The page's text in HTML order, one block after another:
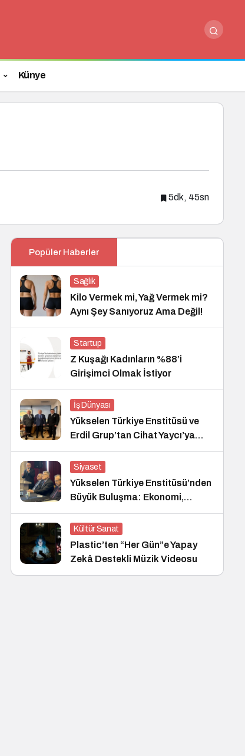
Künye
5dk, 45sn
Popüler Haberler
Sağlık
Kilo Vermek mi, Yağ Vermek mi?
Aynı Şey Sanıyoruz Ama Değil!
Startup
Z Kuşağı Kadınların %88’i
Girişimci Olmak İstiyor
İş Dünyası
Yükselen Türkiye Enstitüsü ve
Erdil Grup’tan Cihat Yaycı’ya
Anlamlı Ziyaret
Siyaset
Yükselen Türkiye Enstitüsü’nden
Büyük Buluşma: Ekonomi,
Güvenlik Politikaları ve Hukuk
Konferansı
Kültür Sanat
Plastic’ten “Her Gün”e Yapay
Zekâ Destekli Müzik Videosu